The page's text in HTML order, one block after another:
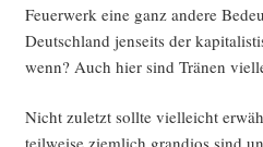
Feu­er­werk eine ganz ande­re
Deutsch­land jen­seits der
wenn? Auch hier sind Trä­nen
Nicht zuletzt soll­te viel­leicht